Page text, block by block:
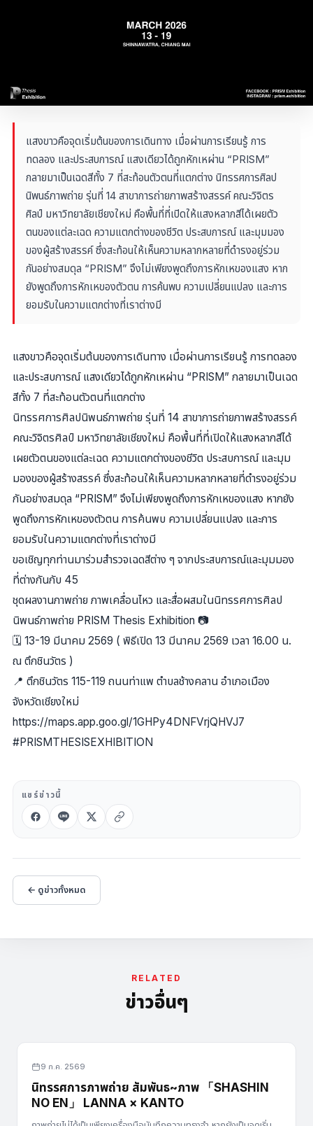
แสงขาวคือจุดเริ่มต้นของการเดินทาง เมื่อผ่านการเรียนรู้ การ
ทดลอง และประสบการณ์ แสงเดียวได้ถูกหักเหผ่าน “PRISM”
กลายมาเป็นเฉดสีทั้ง 7 ที่สะท้อนตัวตนที่แตกต่าง นิทรรศการศิลป
นิพนธ์ภาพถ่าย รุ่นที่ 14 สาขาการถ่ายภาพสร้างสรรค์ คณะวิจิตร
ศิลป์ มหาวิทยาลัยเชียงใหม่ คือพื้นที่ที่เปิดให้แสงหลากสีได้เผยตัว
ตนของแต่ละเฉด ความแตกต่างของชีวิต ประสบการณ์ และมุมมอง
ของผู้สร้างสรรค์ ซึ่งสะท้อนให้เห็นความหลากหลายที่ดำรงอยู่ร่วม
กันอย่างสมดุล “PRISM” จึงไม่เพียงพูดถึงการหักเหของแสง หาก
ยังพูดถึงการหักเหของตัวตน การค้นพบ ความเปลี่ยนแปลง และการ
ยอมรับในความแตกต่างที่เราต่างมี
แสงขาวคือจุดเริ่มต้นของการเดินทาง เมื่อผ่านการเรียนรู้ การทดลอง
และประสบการณ์ แสงเดียวได้ถูกหักเหผ่าน “PRISM” กลายมาเป็นเฉด
สีทั้ง 7 ที่สะท้อนตัวตนที่แตกต่าง
นิทรรศการศิลปนิพนธ์ภาพถ่าย รุ่นที่ 14 สาขาการถ่ายภาพสร้างสรรค์
คณะวิจิตรศิลป์ มหาวิทยาลัยเชียงใหม่ คือพื้นที่ที่เปิดให้แสงหลากสีได้
เผยตัวตนของแต่ละเฉด ความแตกต่างของชีวิต ประสบการณ์ และมุม
มองของผู้สร้างสรรค์ ซึ่งสะท้อนให้เห็นความหลากหลายที่ดำรงอยู่ร่วม
กันอย่างสมดุล “PRISM” จึงไม่เพียงพูดถึงการหักเหของแสง หากยัง
พูดถึงการหักเหของตัวตน การค้นพบ ความเปลี่ยนแปลง และการ
ยอมรับในความแตกต่างที่เราต่างมี
ขอเชิญทุกท่านมาร่วมสำรวจเฉดสีต่าง ๆ จากประสบการณ์และมุมมอง
ที่ต่างกันกับ 45
ชุดผลงานภาพถ่าย ภาพเคลื่อนไหว และสื่อผสมในนิทรรศการศิลป
นิพนธ์ภาพถ่าย PRISM Thesis Exhibition 📷
🗓️ 13-19 มีนาคม 2569 ( พิธีเปิด 13 มีนาคม 2569 เวลา 16.00 น.
ณ ตึกชินวัตร )​
📍 ตึกชินวัตร 115-119 ถนนท่าแพ ตำบลช้างคลาน อำเภอเมือง
จังหวัดเชียงใหม่
https://maps.app.goo.gl/1GHPy4DNFVrjQHVJ7
#PRISMTHESISEXHIBITION
แชร์ข่าวนี้
← ดูข่าวทั้งหมด
RELATED
ข่าวอื่นๆ
9 ก.ค. 2569
นิทรรศการภาพถ่าย สัมพันธ~ภาพ 「SHASHIN
NO EN」 LANNA × KANTO